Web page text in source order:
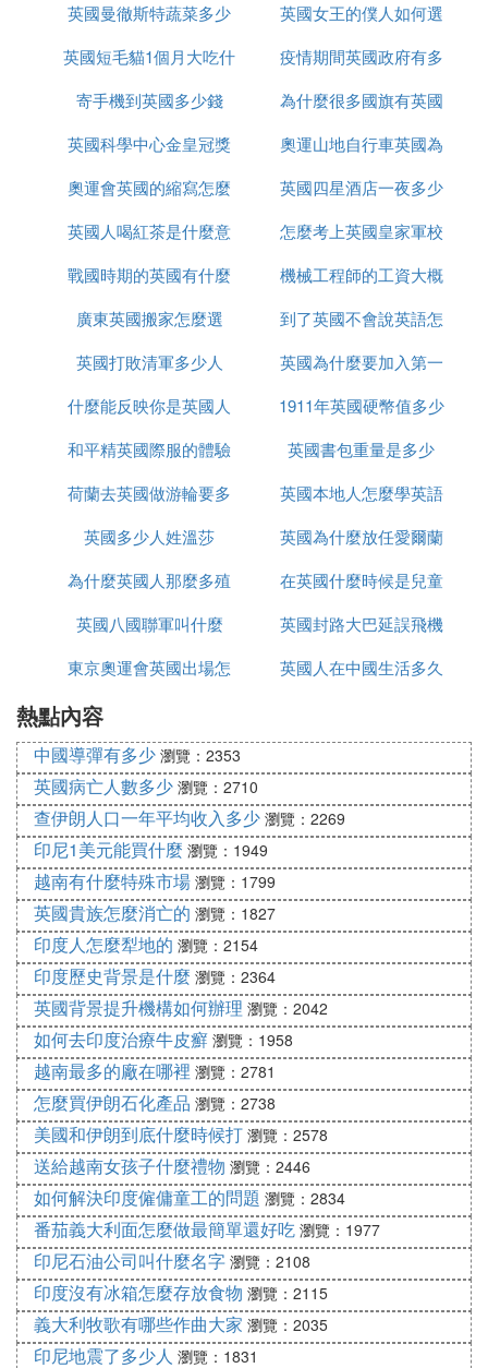
堡
英國曼徹斯特蔬菜多少
錢
英國女王的僕人如何選
的
英國短毛貓1個月大吃什
麼
疫情期間英國政府有多
少錢
寄手機到英國多少錢
為什麼很多國旗有英國
英國科學中心金皇冠獎
是什麼
奧運山地自行車英國為
什麼很厲害
奧運會英國的縮寫怎麼
改了
英國四星酒店一夜多少
錢
英國人喝紅茶是什麼意
思
怎麼考上英國皇家軍校
戰國時期的英國有什麼
事件
機械工程師的工資大概
多少英國
廣東英國搬家怎麼選
到了英國不會說英語怎
麼辦
英國打敗清軍多少人
英國為什麼要加入第一
次世界大戰
什麼能反映你是英國人
1911年英國硬幣值多少
錢
和平精英國際服的體驗
服如何上去
英國書包重量是多少
荷蘭去英國做游輪要多
久
英國本地人怎麼學英語
英國多少人姓溫莎
英國為什麼放任愛爾蘭
獨立
為什麼英國人那麼多殖
民地
在英國什麼時候是兒童
節
英國八國聯軍叫什麼
英國封路大巴延誤飛機
延誤怎麼辦
東京奧運會英國出場怎
英國人在中國生活多久
熱點內容
中國導彈有多少 瀏覽：2353
英國病亡人數多少 瀏覽：2710
查伊朗人口一年平均收入多少 瀏覽：2269
印尼1美元能買什麼 瀏覽：1949
越南有什麼特殊市場 瀏覽：1799
英國貴族怎麼消亡的 瀏覽：1827
印度人怎麼犁地的 瀏覽：2154
印度歷史背景是什麼 瀏覽：2364
英國背景提升機構如何辦理 瀏覽：2042
如何去印度治療牛皮癬 瀏覽：1958
越南最多的廠在哪裡 瀏覽：2781
怎麼買伊朗石化產品 瀏覽：2738
美國和伊朗到底什麼時候打 瀏覽：2578
送給越南女孩子什麼禮物 瀏覽：2446
如何解決印度僱傭童工的問題 瀏覽：2834
番茄義大利面怎麼做最簡單還好吃 瀏覽：1977
印尼石油公司叫什麼名字 瀏覽：2108
印度沒有冰箱怎麼存放食物 瀏覽：2115
義大利牧歌有哪些作曲大家 瀏覽：2035
印尼地震了多少人 瀏覽：1831